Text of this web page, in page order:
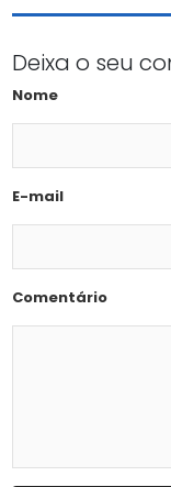
Deixa o seu
Nome
E-mail
Comentário